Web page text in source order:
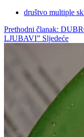
društvo multiple
Prethodni članak:
LJUBAVI” Sljedeće